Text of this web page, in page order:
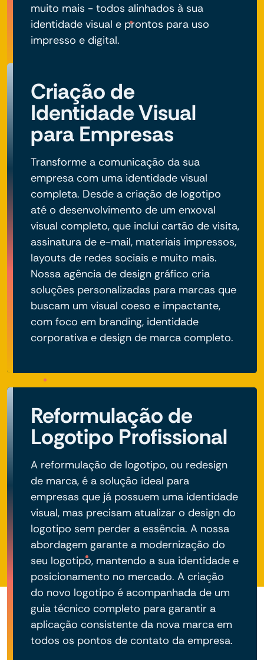
muito mais - todos alinhados à sua
identidade visual e prontos para uso
impresso e digital.
Criação de
Identidade Visual
para Empresas
Transforme a comunicação da sua
empresa com uma identidade visual
completa. Desde a criação de logotipo
até o desenvolvimento de um enxoval
visual completo, que inclui cartão de visita,
assinatura de e-mail, materiais impressos,
layouts de redes sociais e muito mais.
Nossa agência de design gráfico cria
soluções personalizadas para marcas que
buscam um visual coeso e impactante,
com foco em branding, identidade
corporativa e design de marca completo.
Reformulação de
Logotipo Profissional
A reformulação de logotipo, ou redesign
de marca, é a solução ideal para
empresas que já possuem uma identidade
visual, mas precisam atualizar o design do
logotipo sem perder a essência. A nossa
abordagem garante a modernização do
seu logotipo, mantendo a sua identidade e
posicionamento no mercado. A criação
do novo logotipo é acompanhada de um
guia técnico completo para garantir a
aplicação consistente da nova marca em
todos os pontos de contato da empresa.